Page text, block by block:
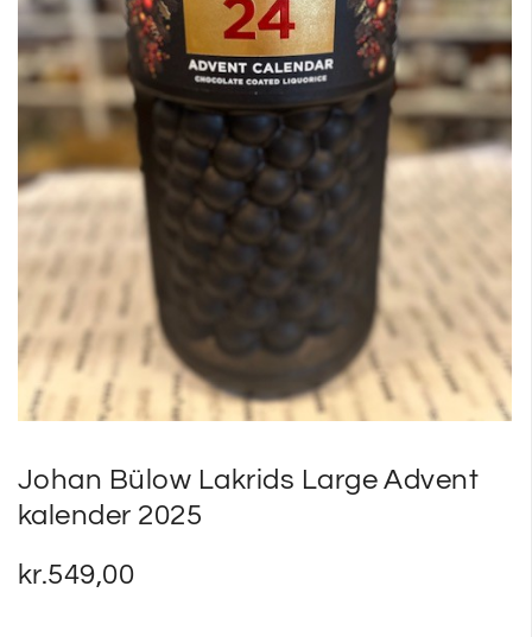
Johan Bülow Lakrids Large Advent
kalender 2025
kr.549,00